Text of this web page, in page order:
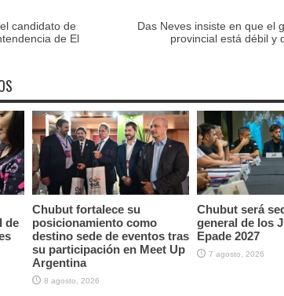
candidato de
de El
Das Neves insiste en que el
provincial está débil y
de
Chubut fortalece su
posicionamiento como
destino sede de eventos tras
su participación en Meet Up
Argentina
8 agosto, 2026
Chubut será
general de los
Epade 2027
7 agosto, 2026